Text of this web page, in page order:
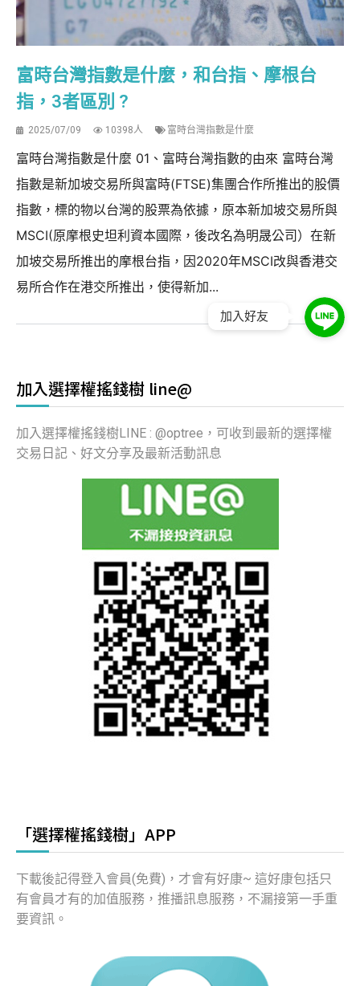
富時台灣指數是什麼，和台指、摩根台
指，3者區別 ?
2025/07/09 10398人 富時台灣指數是什麼
富時台灣指數是什麼 01、富時台灣指數的由來 富時台灣
指數是新加坡交易所與富時(FTSE)集團合作所推出的股價
指數，標的物以台灣的股票為依據，原本新加坡交易所與
MSCI(原摩根史坦利資本國際，後改名為明晟公司）在新
加坡交易所推出的摩根台指，因2020年MSCI改與香港交
易所合作在港交所推出，使得新加...
加入選擇權搖錢樹 line@
加入選擇權搖錢樹LINE : @optree，可收到最新的選擇權
交易日記、好文分享及最新活動訊息
「選擇權搖錢樹」APP
下載後記得登入會員(免費)，才會有好康~ 這好康包括只
有會員才有的加值服務，推播訊息服務，不漏接第一手重
要資訊。
加入好友